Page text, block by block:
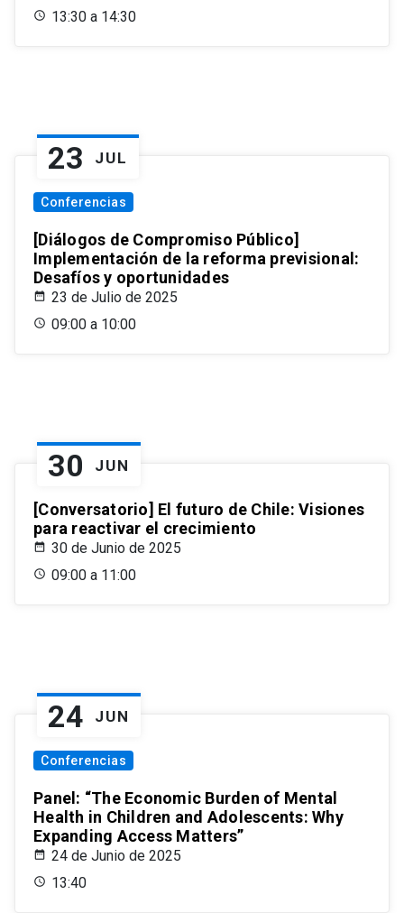
13:30 a 14:30
23 JUL
Conferencias
[Diálogos de Compromiso Público]
Implementación de la reforma previsional:
Desafíos y oportunidades
23 de Julio de 2025
09:00 a 10:00
30 JUN
[Conversatorio] El futuro de Chile: Visiones
para reactivar el crecimiento
30 de Junio de 2025
09:00 a 11:00
24 JUN
Conferencias
Panel: “The Economic Burden of Mental
Health in Children and Adolescents: Why
Expanding Access Matters”
24 de Junio de 2025
13:40